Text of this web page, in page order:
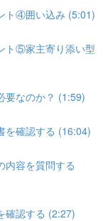
ト④囲い込み (5:01)
ト⑤家主寄り添い型
なのか？ (1:59)
確認する (16:04)
容を質問する
認する (2:27)